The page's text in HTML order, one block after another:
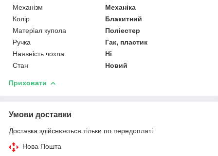
Механізм
Механіка
Колір
Блакитний
Матеріал купола
Поліестер
Ручка
Гак, пластик
Наявність чохла
Ні
Стан
Новий
Приховати
Умови доставки
Доставка здійснюється тільки по передоплаті.
Нова Пошта